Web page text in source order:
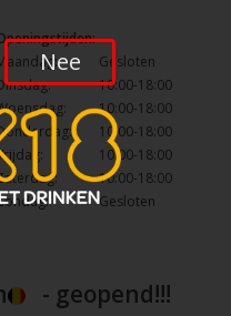
Gesloten
10:00-18:00
10:00-18:00
10:00-18:00
10:00-18:00
10:00-18:00
Gesloten
- geopend!!!
Nee